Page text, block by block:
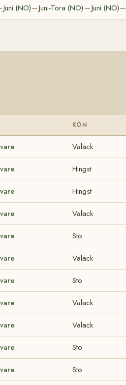
Juni (NO)—Juni-Tora (NO) —Juni (NO)—
KÖN
Valack
Hingst
Hingst
Valack
Sto
Valack
Sto
Valack
Valack
Sto
Sto